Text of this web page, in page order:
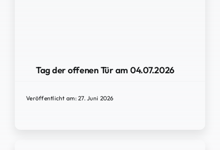
Tag der offenen Tür am 04.07.2026
Veröffentlicht am: 27. Juni 2026